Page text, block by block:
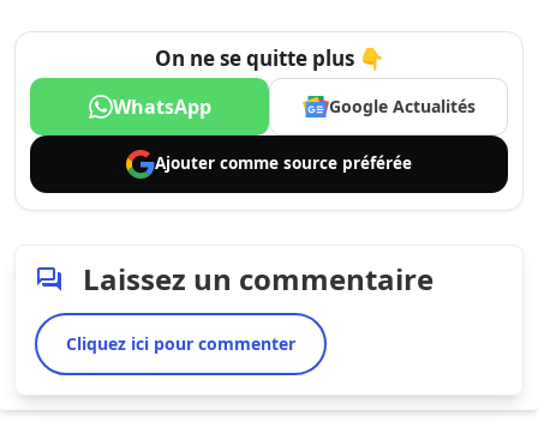
On ne se quitte plus 👇
WhatsApp Google Actualités
Ajouter comme source préférée
Laissez un commentaire
Cliquez ici pour commenter